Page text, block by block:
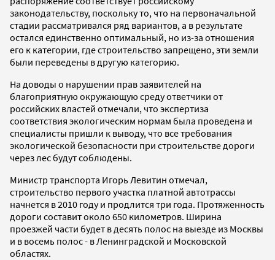
законодательству, поскольку то, что на первоначальной
стадии рассматривался ряд вариантов, а в результате
остался единственно оптимальный, но из-за отношения
его к категории, где строительство запрещено, эти земли
были переведены в другую категорию.
На доводы о нарушении прав заявителей на
благоприятную окружающую среду ответчики от
российских властей отмечали, что экспертиза
соответствия экологическим нормам была проведена и
специалисты пришли к выводу, что все требования
экологической безопасности при строительстве дороги
через лес будут соблюдены.
Министр транспорта Игорь Левитин отмечал,
строительство первого участка платной автотрассы
начнется в 2010 году и продлится три года. Протяженность
дороги составит около 650 километров. Ширина
проезжей части будет в десять полос на выезде из Москвы
и в восемь полос - в Ленинградской и Московской
областях.